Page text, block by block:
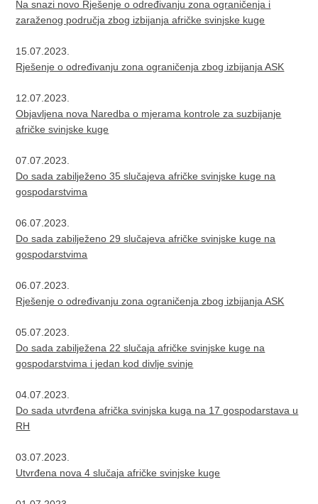
Na snazi novo Rješenje o određivanju zona ograničenja i
zaraženog područja zbog izbijanja afričke svinjske kuge
15.07.2023.
Rješenje o određivanju zona ograničenja zbog izbijanja ASK
12.07.2023.
Objavljena nova Naredba o mjerama kontrole za suzbijanje
afričke svinjske kuge
07.07.2023.
Do sada zabilježeno 35 slučajeva afričke svinjske kuge na
gospodarstvima
06.07.2023.
Do sada zabilježeno 29 slučajeva afričke svinjske kuge na
gospodarstvima
06.07.2023.
Rješenje o određivanju zona ograničenja zbog izbijanja ASK
05.07.2023.
Do sada zabilježena 22 slučaja afričke svinjske kuge na
gospodarstvima i jedan kod divlje svinje
04.07.2023.
Do sada utvrđena afrička svinjska kuga na 17 gospodarstava u
RH
03.07.2023.
Utvrđena nova 4 slučaja afričke svinjske kuge